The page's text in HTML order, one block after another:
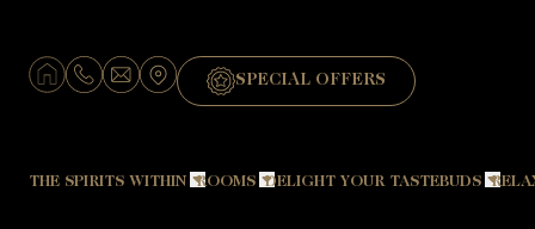
SPECIAL OFFERS
THE SPIRITS WITHIN ROOMS DELIGHT YOUR TASTEBUDS